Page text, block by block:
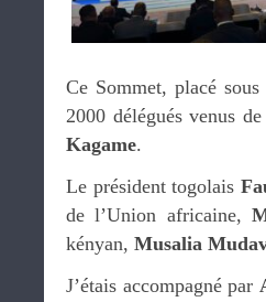
Ce Sommet, placé
2000 délégués venus
Kagame.
Le président togolais
de l’Union africaine,
kényan, Musalia
J’étais accompagné par